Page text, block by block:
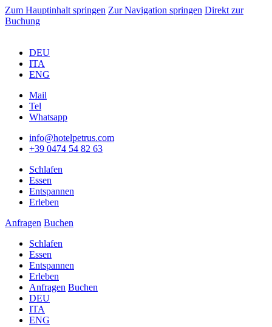
Zum Hauptinhalt springen Zur Navigation springen Direkt zur
Buchung
DEU
ITA
ENG
Mail
Tel
Whatsapp
info@hotelpetrus.com
+39 0474 54 82 63
Schlafen
Essen
Entspannen
Erleben
Anfragen Buchen
Schlafen
Essen
Entspannen
Erleben
Anfragen Buchen
DEU
ITA
ENG